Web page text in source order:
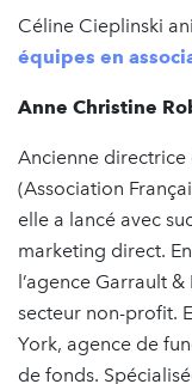
Céline Cieplinski
équipes en
Anne Christine
Ancienne directrice
(Association
elle a lancé avec
marketing direct.
l’agence Garrault
secteur non-profit.
York, agence de
de fonds.